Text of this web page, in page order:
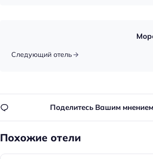
Тип бассейна: крытый
Игровая комната
Следующий отель
Поделитесь Вашим мнением
Похожие отели